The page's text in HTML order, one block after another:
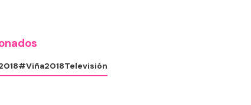
#Viña2018Televisión